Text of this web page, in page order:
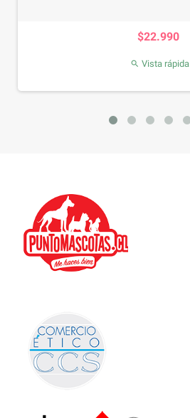
$22.990
 Vista rápida